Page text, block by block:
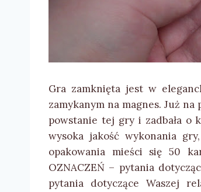
Gra zamknięta jest w
zamykanym na magnes. Już
powstanie tej gry i zadbała o
wysoka jakość wykonania
opakowania mieści się 50
OZNACZEŃ – pytania
pytania dotyczące Waszej